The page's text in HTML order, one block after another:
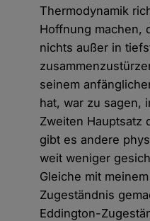
Thermodynamik
Hoffnung machen,
nichts außer in
seinem
hat, war zu sagen,
Zweiten Hauptsatz
gibt es andere
weit weniger
Gleiche mit
Zugeständnis
Eddington-